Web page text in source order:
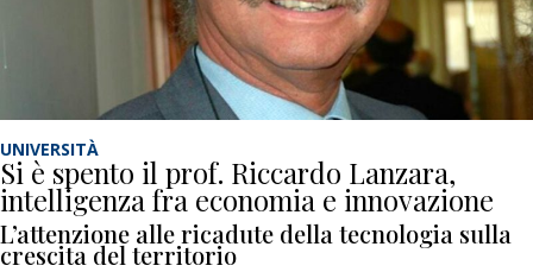
UNIVERSITÀ
Si è spento il prof. Riccardo Lanzara,
intelligenza fra economia e innovazione
L’attenzione alle ricadute della tecnologia sulla
crescita del territorio